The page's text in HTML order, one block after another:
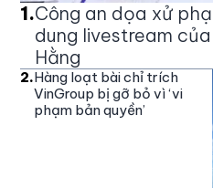
1.Công an dọa xử
dung livestream
Hằng
2.Hàng loạt bài chỉ trích
VinGroup bị gỡ bỏ vì ‘vi
phạm bản quyền’